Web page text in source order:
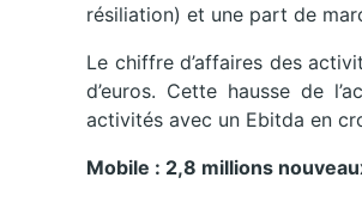
résiliation) et une part de
Le chiffre d’affaires des
d’euros. Cette hausse de
activités avec un Ebitda en
Mobile : 2,8 millions